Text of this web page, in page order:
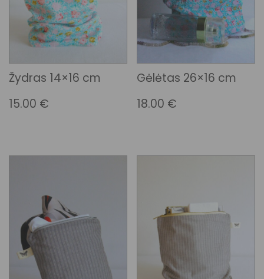
Žydras 14×16 cm
15.00 €
Gėlėtas 26×16 cm
18.00 €